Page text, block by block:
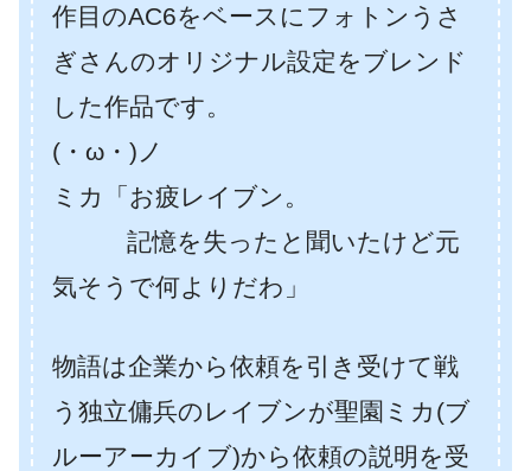
作目のAC6をベースにフォトンうさ
ぎさんのオリジナル設定をブレンド
した作品です。
(・ω・)ノ
ミカ「お疲レイブン。
記憶を失ったと聞いたけど元
気そうで何よりだわ」
物語は企業から依頼を引き受けて戦
う独立傭兵のレイブンが聖園ミカ(ブ
ルーアーカイブ)から依頼の説明を受